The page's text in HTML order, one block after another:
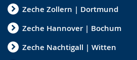
Zeche Zollern | Dortmund
Zeche Hannover | Bochum
Zeche Nachtigall | Witten